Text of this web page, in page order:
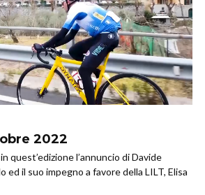
2022
quest’edizione l’annuncio di Davide
ed il suo impegno a favore della LILT, Elisa